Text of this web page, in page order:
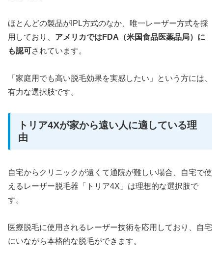
ほとんどの製品がIPL方式のなか、唯一レーザー方式を採
用しており、 アメリカではFDA（米国食品医薬品局）に
も認可されています。
「家庭用でも高い脱毛効果を実感したい」という方には、
有力な選択肢です。
トリア4Xが家から遠い人に適している理
由
自宅からクリニックが遠くて通院が難しい場合、自宅で使
えるレーザー脱毛器「トリア4X」は理想的な選択肢で
す。
医療脱毛に使用されるレーザー技術を応用しており、自宅
にいながら本格的な脱毛ができます。